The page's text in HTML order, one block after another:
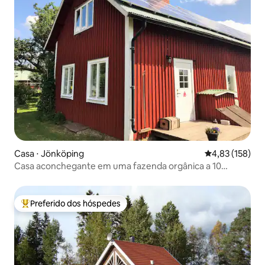
Casa ⋅ Jönköping 4,83 de uma
4,83 (158)
Casa aconchegante em uma fazenda orgânica a 10
Entre os melhores preferidos dos hóspedes
Preferido dos hóspedes